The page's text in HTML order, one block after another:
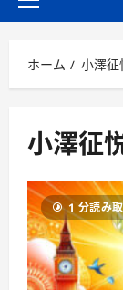
ッ
メ
メ
ニ
ー
ホーム 小澤征
小澤征
1 分読み